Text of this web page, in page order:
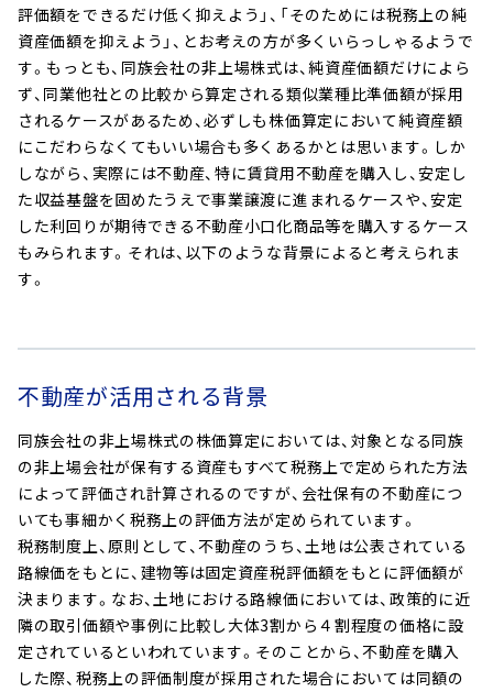
評価額をできるだけ低く抑えよう」、「そのためには税務上の純
資産価額を抑えよう」、とお考えの方が多くいらっしゃるようで
す。もっとも、同族会社の非上場株式は、純資産価額だけによら
ず、同業他社との比較から算定される類似業種比準価額が採用
されるケースがあるため、必ずしも株価算定において純資産額
にこだわらなくてもいい場合も多くあるかとは思います。しか
しながら、実際には不動産、特に賃貸用不動産を購入し、安定し
た収益基盤を固めたうえで事業譲渡に進まれるケースや、安定
した利回りが期待できる不動産小口化商品等を購入するケース
もみられます。それは、以下のような背景によると考えられま
す。
不動産が活用される背景
同族会社の非上場株式の株価算定においては、対象となる同族
の非上場会社が保有する資産もすべて税務上で定められた方法
によって評価され計算されるのですが、会社保有の不動産につ
いても事細かく税務上の評価方法が定められています。
税務制度上、原則として、不動産のうち、土地は公表されている
路線価をもとに、建物等は固定資産税評価額をもとに評価額が
決まります。なお、土地における路線価においては、政策的に近
隣の取引価額や事例に比較し大体3割から４割程度の価格に設
定されているといわれています。そのことから、不動産を購入
した際、税務上の評価制度が採用された場合においては同額の